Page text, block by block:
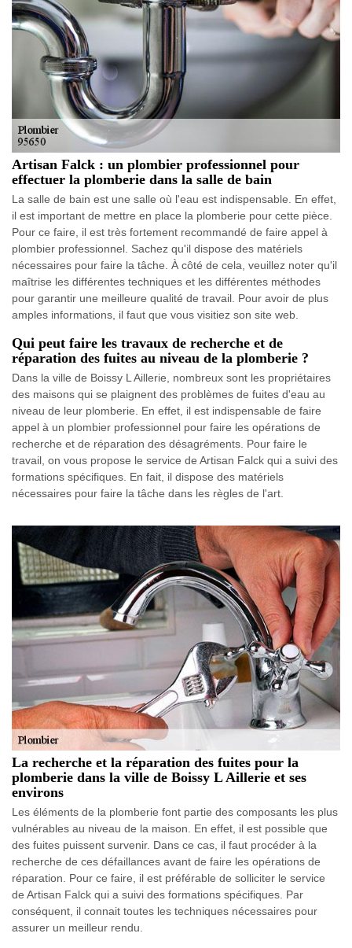
Artisan Falck : un plombier professionnel pour
effectuer la plomberie dans la salle de bain
La salle de bain est une salle où l'eau est indispensable. En effet,
il est important de mettre en place la plomberie pour cette pièce.
Pour ce faire, il est très fortement recommandé de faire appel à
plombier professionnel. Sachez qu'il dispose des matériels
nécessaires pour faire la tâche. À côté de cela, veuillez noter qu'il
maîtrise les différentes techniques et les différentes méthodes
pour garantir une meilleure qualité de travail. Pour avoir de plus
amples informations, il faut que vous visitiez son site web.
Qui peut faire les travaux de recherche et de
réparation des fuites au niveau de la plomberie ?
Dans la ville de Boissy L Aillerie, nombreux sont les propriétaires
des maisons qui se plaignent des problèmes de fuites d'eau au
niveau de leur plomberie. En effet, il est indispensable de faire
appel à un plombier professionnel pour faire les opérations de
recherche et de réparation des désagréments. Pour faire le
travail, on vous propose le service de Artisan Falck qui a suivi des
formations spécifiques. En fait, il dispose des matériels
nécessaires pour faire la tâche dans les règles de l'art.
La recherche et la réparation des fuites pour la
plomberie dans la ville de Boissy L Aillerie et ses
environs
Les éléments de la plomberie font partie des composants les plus
vulnérables au niveau de la maison. En effet, il est possible que
des fuites puissent survenir. Dans ce cas, il faut procéder à la
recherche de ces défaillances avant de faire les opérations de
réparation. Pour ce faire, il est préférable de solliciter le service
de Artisan Falck qui a suivi des formations spécifiques. Par
conséquent, il connait toutes les techniques nécessaires pour
assurer un meilleur rendu.